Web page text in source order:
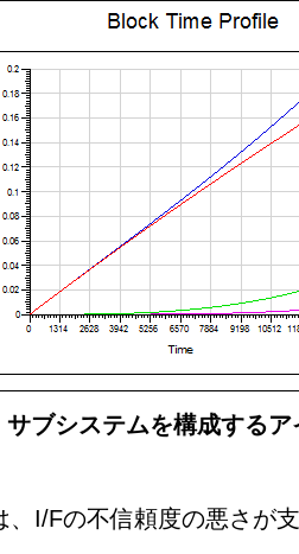
ブシステムを構成する
、I/Fの不信頼度の悪さが